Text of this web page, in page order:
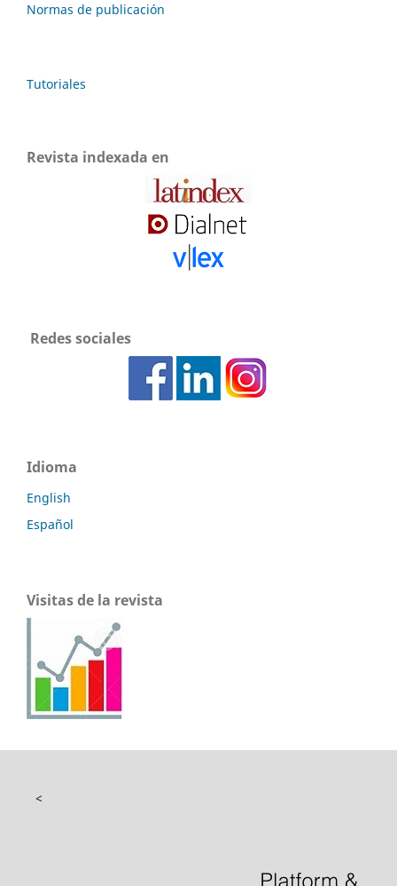
Normas de publicación
Tutoriales
Revista indexada en
Redes sociales
Idioma
English
Español
Visitas de la revista
<